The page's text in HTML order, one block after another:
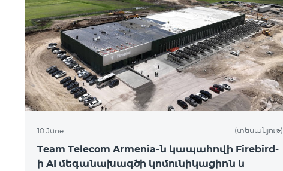
10 June (տեսանյութ)
Team Telecom Armenia-ն կապահովի Firebird-
ի AI մեգանախագծի կոմունիկացիոն և